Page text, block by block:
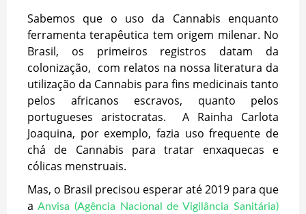
Sabemos que o uso da Cannabis enquanto
ferramenta terapêutica tem origem milenar. No
Brasil, os primeiros registros datam da
colonização, com relatos na nossa literatura da
utilização da Cannabis para fins medicinais tanto
pelos africanos escravos, quanto pelos
portugueses aristocratas. A Rainha Carlota
Joaquina, por exemplo, fazia uso frequente de
chá de Cannabis para tratar enxaquecas e
cólicas menstruais.
Mas, o Brasil precisou esperar até 2019 para que
a Anvisa (Agência Nacional de Vigilância Sanitária)